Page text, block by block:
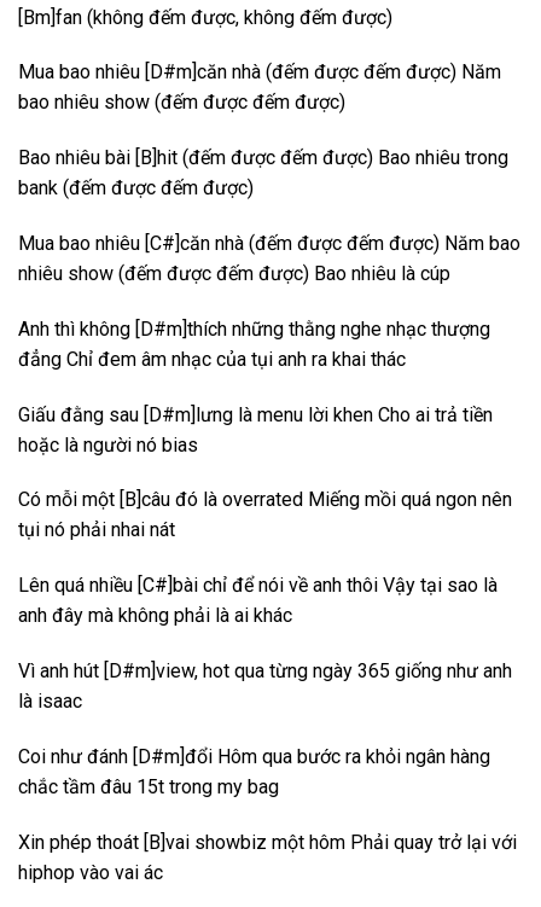
[Bm]fan (không đếm được, không đếm được)
Mua bao nhiêu [D#m]căn nhà (đếm được đếm được) Năm
bao nhiêu show (đếm được đếm được)
Bao nhiêu bài [B]hit (đếm được đếm được) Bao nhiêu trong
bank (đếm được đếm được)
Mua bao nhiêu [C#]căn nhà (đếm được đếm được) Năm bao
nhiêu show (đếm được đếm được) Bao nhiêu là cúp
Anh thì không [D#m]thích những thằng nghe nhạc thượng
đẳng Chỉ đem âm nhạc của tụi anh ra khai thác
Giấu đằng sau [D#m]lưng là menu lời khen Cho ai trả tiền
hoặc là người nó bias
Có mỗi một [B]câu đó là overrated Miếng mồi quá ngon nên
tụi nó phải nhai nát
Lên quá nhiều [C#]bài chỉ để nói về anh thôi Vậy tại sao là
anh đây mà không phải là ai khác
Vì anh hút [D#m]view, hot qua từng ngày 365 giống như anh
là isaac
Coi như đánh [D#m]đổi Hôm qua bước ra khỏi ngân hàng
chắc tầm đâu 15t trong my bag
Xin phép thoát [B]vai showbiz một hôm Phải quay trở lại với
hiphop vào vai ác